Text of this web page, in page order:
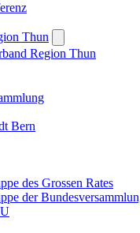
Thun
Region Thun
Bern
des Grossen Rates
der